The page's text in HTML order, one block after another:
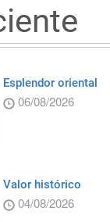
Esplendor oriental
06/08/2026
Valor histórico
04/08/2026